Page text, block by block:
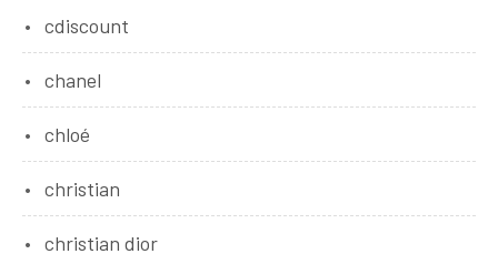
cdiscount
chanel
chloé
christian
christian dior